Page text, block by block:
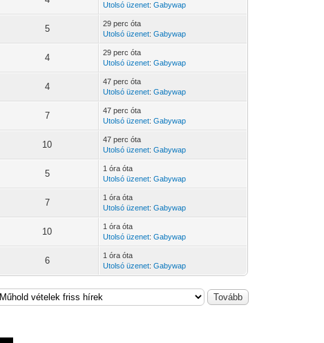
Utolsó üzenet:Gabywap
5
29 perc óta
Utolsó üzenet:Gabywap
4
29 perc óta
Utolsó üzenet:Gabywap
4
47 perc óta
Utolsó üzenet:Gabywap
7
47 perc óta
Utolsó üzenet:Gabywap
10
47 perc óta
Utolsó üzenet:Gabywap
5
1 óra óta
Utolsó üzenet:Gabywap
7
1 óra óta
Utolsó üzenet:Gabywap
10
1 óra óta
Utolsó üzenet:Gabywap
6
1 óra óta
Utolsó üzenet:Gabywap